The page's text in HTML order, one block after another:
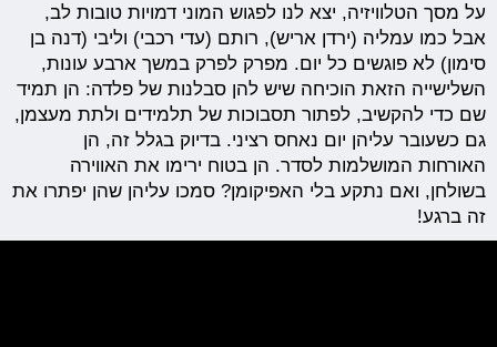
על מסך הטלוויזיה, יצא לנו לפגוש המוני דמויות טובות לב,
אבל כמו עמליה (ירדן אריש), רותם (עדי רכבי) וליבי (דנה בן
סימון) לא פוגשים כל יום. מפרק לפרק במשך ארבע עונות,
השלישייה הזאת הוכיחה שיש להן סבלנות של פלדה: הן תמיד
שם כדי להקשיב, לפתור תסבוכות של תלמידים ולתת מעצמן,
גם כשעובר עליהן יום נאחס רציני. בדיוק בגלל זה, הן
האורחות המושלמות לסדר. הן בטוח ירימו את האווירה
בשולחן, ואם נתקע בלי האפיקומן? סמכו עליהן שהן יפתרו את
זה ברגע!